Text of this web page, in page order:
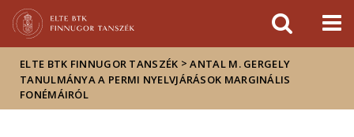
sajtóban
ELTE BTK FINNUGOR TANSZÉK >ANTAL M. GERGELY
TANULMÁNYA A PERMI NYELVJÁRÁSOK MARGINÁLIS
FONÉMÁIRÓL